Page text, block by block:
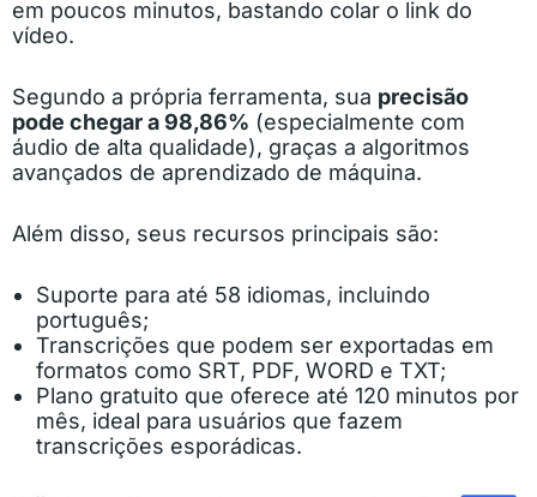
em poucos minutos, bastando colar o link do
vídeo.
Segundo a própria ferramenta, sua precisão
pode chegar a 98,86% (especialmente com
áudio de alta qualidade), graças a algoritmos
avançados de aprendizado de máquina.
Além disso, seus recursos principais são:
Suporte para até 58 idiomas, incluindo
português;
Transcrições que podem ser exportadas em
formatos como SRT, PDF, WORD e TXT;
Plano gratuito que oferece até 120 minutos por
mês, ideal para usuários que fazem
transcrições esporádicas.